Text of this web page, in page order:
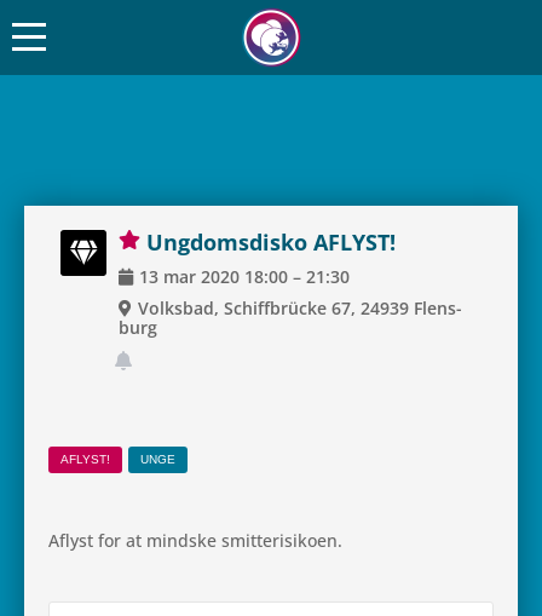
Ung­doms­disko AFLYST!
13 mar 2020 18:00 – 21:30
Volks­bad, Schif­f­brücke 67, 24939 Flens­
burg
AFLYST! UNGE
Aflyst for at mind­ske smitterisikoen.